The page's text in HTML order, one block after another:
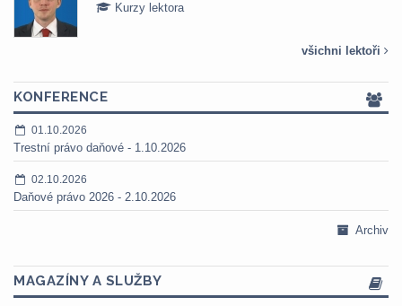
Kurzy lektora
všichni lektoři
KONFERENCE
01.10.2026
Trestní právo daňové - 1.10.2026
02.10.2026
Daňové právo 2026 - 2.10.2026
Archiv
MAGAZÍNY A SLUŽBY